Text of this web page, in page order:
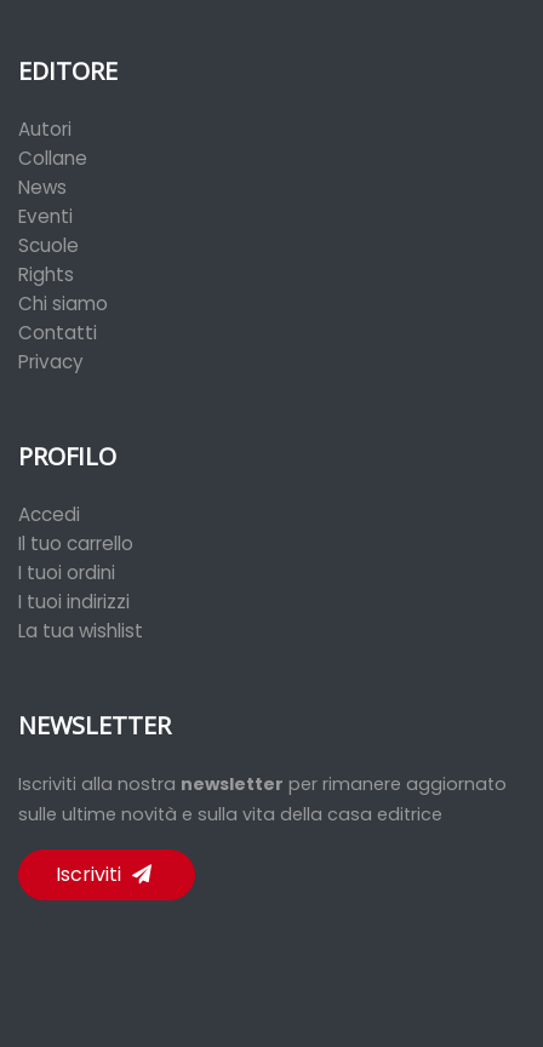
EDITORE
Autori
Collane
News
Eventi
Scuole
Rights
Chi siamo
Contatti
Privacy
PROFILO
Accedi
Il tuo carrello
I tuoi ordini
I tuoi indirizzi
La tua wishlist
NEWSLETTER
Iscriviti alla nostra newsletter per rimanere aggiornato
sulle ultime novità e sulla vita della casa editrice
Iscriviti